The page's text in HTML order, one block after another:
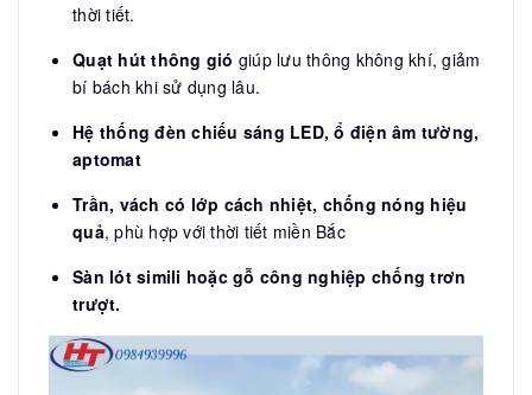
thời tiết.
Quạt hút thông gió giúp lưu thông không khí, giảm
bí bách khi sử dụng lâu.
Hệ thống đèn chiếu sáng LED, ổ điện âm tường,
aptomat
Trần, vách có lớp cách nhiệt, chống nóng hiệu
quả, phù hợp với thời tiết miền Bắc
Sàn lót simili hoặc gỗ công nghiệp chống trơn
trượt.